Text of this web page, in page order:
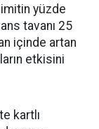
yüzde
tavanı 25
içinde artan
etkisini
kartlı